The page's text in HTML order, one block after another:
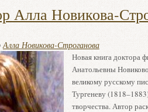
Алла Новикова-
Алла Новикова-Строганова
Новая книга доктора
Анатольевны
великому русскому
Тургеневу
творчества. Автор